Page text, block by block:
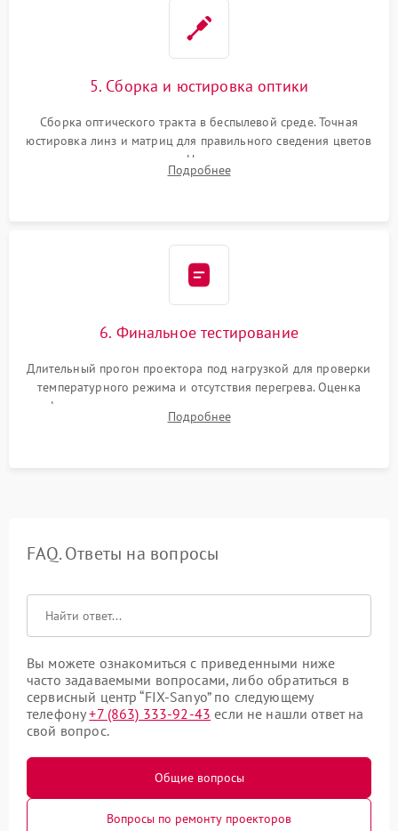
5. Сборка и юстировка оптики
Сборка оптического тракта в беспылевой среде. Точная
юстировка линз и матриц для правильного сведения цветов
и устранения размытия. Надежное подключение всех
шлейфов, установка датчиков и закрытие корпуса
Подробнее
6. Финальное тестирование
Длительный прогон проектора под нагрузкой для проверки
температурного режима и отсутствия перегрева. Оценка
фокуса, контрастности и цветопередачи на тестовых
таблицах. Проверка работы всех видеовходов и кнопок
Подробнее
FAQ. Ответы на вопросы
Вы можете ознакомиться с приведенными ниже
часто задаваемыми вопросами, либо обратиться в
сервисный центр “FIX-Sanyo” по следующему
телефону+7 (863) 333-92-43 если не нашли ответ на
свой вопрос.
Общие вопросы
Вопросы по ремонту проекторов